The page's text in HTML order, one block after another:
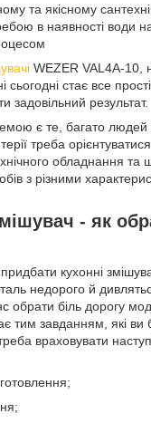
та якісному
в наявності води
WEZER VAL4A-10,
сьогодні стає все
задовільний результат.
є те, багато
треба
обладнання та
з різними
- як
кухонні
недорого й
обрати біль дорогу
тим завданням, які
враховувати